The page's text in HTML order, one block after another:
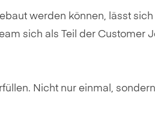
werden können, lässt
sich als Teil der Customer
Nicht nur einmal,